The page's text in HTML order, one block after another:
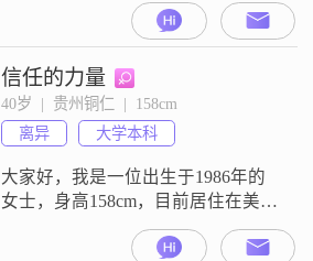
信任的力量
40岁  |  贵州铜仁  |  158cm
离异
大学本科
大家好，我是一位出生于1986年的
女士，身高158cm，目前居住在美丽
的铜仁##3002##我拥有大学本科学
历，在工作中勤奋努力，月收入在